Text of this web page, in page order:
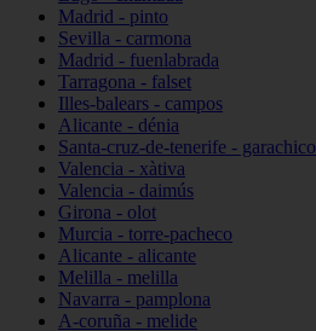
Madrid - pinto
Sevilla - carmona
Madrid - fuenlabrada
Tarragona - falset
Illes-balears - campos
Alicante - dénia
Santa-cruz-de-tenerife - garachico
Valencia - xàtiva
Valencia - daimús
Girona - olot
Murcia - torre-pacheco
Alicante - alicante
Melilla - melilla
Navarra - pamplona
A-coruña - melide